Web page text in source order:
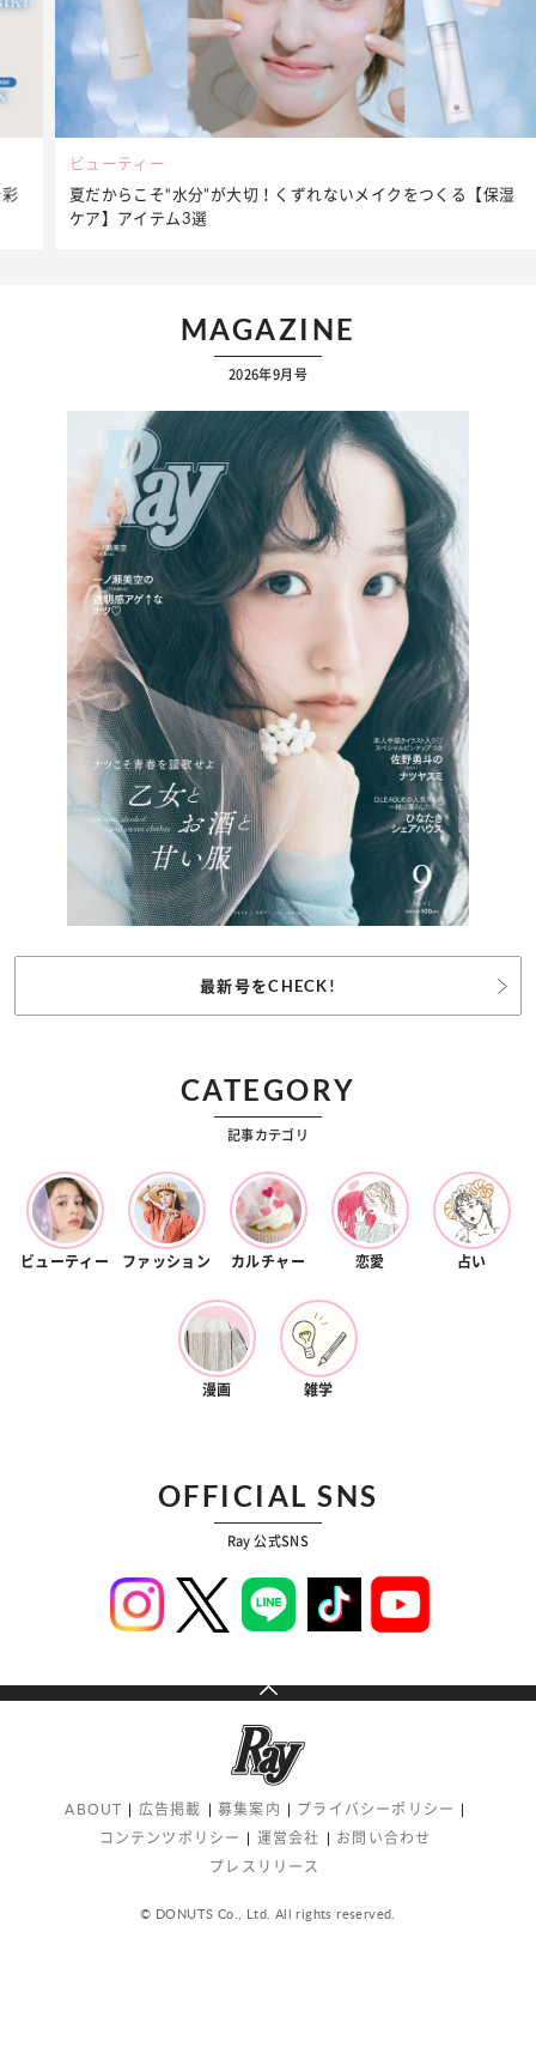
ビューティー
夏だからこそ“水分”が大切！くずれないメイクをつくる【保湿
ケア】アイテム3選
MAGAZINE
2026年9月号
最新号をCHECK!
CATEGORY
記事カテゴリ
ビューティー ファッション カルチャー 恋愛 占い
漫画 雑学
OFFICIAL SNS
Ray 公式SNS
ABOUT 広告掲載 募集案内
プライバシーポリシー
コンテンツポリシー
運営会社
お問い合わせ
プレスリリース
© DONUTS Co., Ltd. All rights reserved.